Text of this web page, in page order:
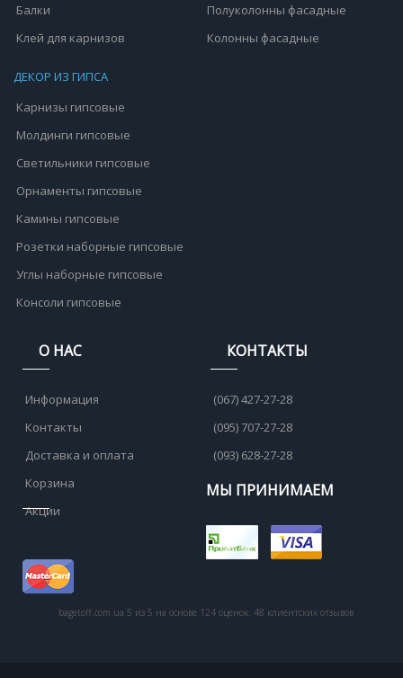
Балки
Клей для карнизов
Полуколонны фасадные
Колонны фасадные
ДЕКОР ИЗ ГИПСА
Карнизы гипсовые
Молдинги гипсовые
Светильники гипсовые
Орнаменты гипсовые
Камины гипсовые
Розетки наборные гипсовые
Углы наборные гипсовые
Консоли гипсовые
О НАС
Информация
Контакты
Доставка и оплата
Корзина
Акции
КОНТАКТЫ
(067) 427-27-28
(095) 707-27-28
(093) 628-27-28
МЫ ПРИНИМАЕМ
bagetoff.com.ua 5 из 5 на основе 124 оценок. 48 клиентских отзывов